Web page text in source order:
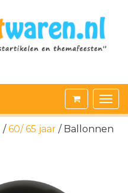
/60/ 65 jaar / Ballonnen